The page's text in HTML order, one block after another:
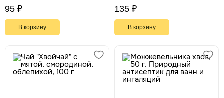
95 ₽
В корзину
135 ₽
В корзину